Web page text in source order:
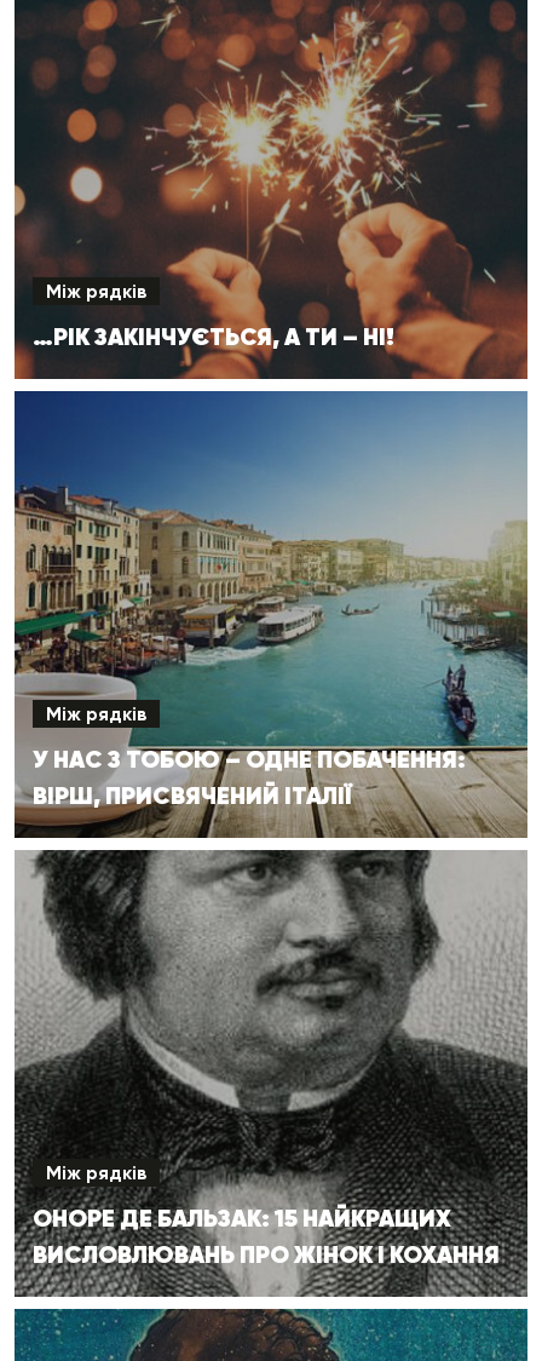
Між рядків
…РІК ЗАКІНЧУЄТЬСЯ, А ТИ – НІ!
Між рядків
У НАС З ТОБОЮ – ОДНЕ ПОБАЧЕННЯ:
ВІРШ, ПРИСВЯЧЕНИЙ ІТАЛІЇ
Між рядків
ОНОРЕ ДЕ БАЛЬЗАК: 15 НАЙКРАЩИХ
ВИСЛОВЛЮВАНЬ ПРО ЖІНОК І КОХАННЯ